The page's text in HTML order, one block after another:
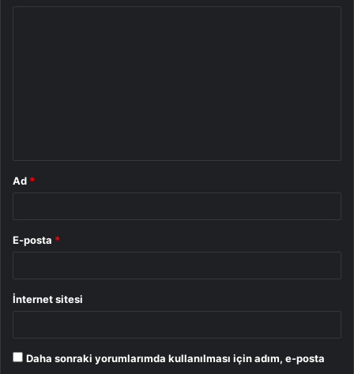
Ad *
E-posta *
İnternet sitesi
Daha sonraki yorumlarımda kullanılması için adım, e-posta